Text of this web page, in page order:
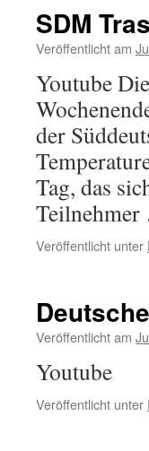
SDM
Veröffentlicht am
Youtube
der
Tag, das
Veröffentlicht unter
Veröffentlicht am
Youtube
Veröffentlicht unter